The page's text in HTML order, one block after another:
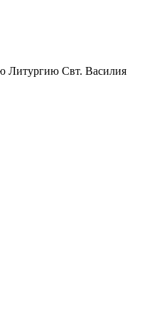
Литургию Свт. Василия